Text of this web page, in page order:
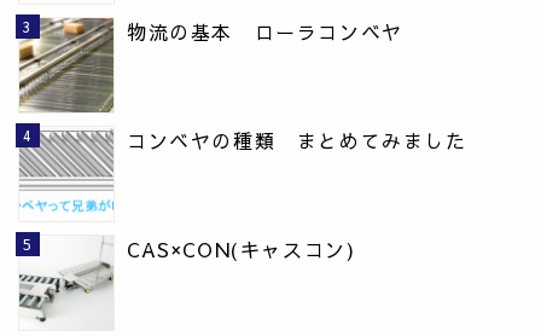
物流の基本 ローラコンベヤ
コンベヤの種類 まとめてみました
CAS×CON(キャスコン)